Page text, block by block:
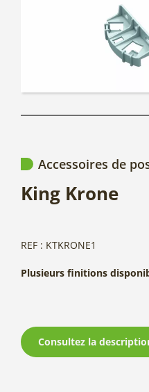
Accessoires de
King Krone
REF : KTKRONE1
Plusieurs finitions
Consultez la